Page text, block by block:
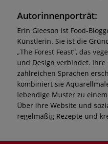
Autorinnenporträt:
Erin Gleeson ist Food-
Künstlerin. Sie ist die
„The Forest Feast“, das
und Design verbindet.
zahlreichen Sprachen
kombiniert sie
lebendige Muster zu
Über ihre Website und
regelmäßig Rezepte und